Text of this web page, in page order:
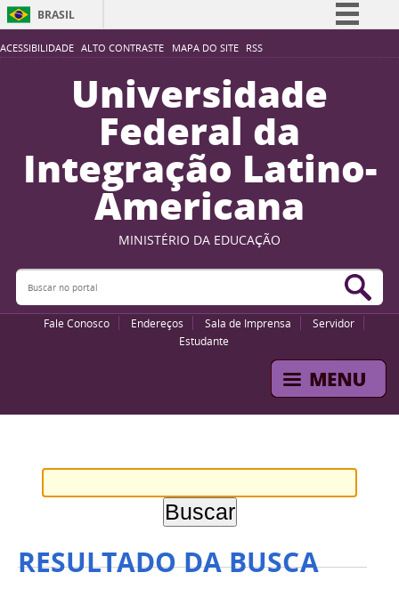
ACESSIBILIDADE ALTO CONTRASTE MAPA DO SITE RSS
BRASIL
Simplifique!
Participe
Acesso à informação
Legislação
Canais
Universidade
Federal da
Integração Latino-
Americana
MINISTÉRIO DA EDUCAÇÃO
Buscar no portal
Fale Conosco Endereços Sala de Imprensa
Servidor
Estudante
RESULTADO DA BUSCA